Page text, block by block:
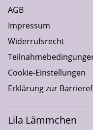
AGB
Impressum
Widerrufsrecht
Cookie-Einstellungen
Erklärung zur
Lila Lämmchen